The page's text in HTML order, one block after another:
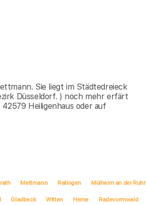
Sie liegt im Städtedreieck
Düsseldorf. ) noch mehr erfärt
Heiligenhaus oder auf
Mettmann Ratingen Mülheim an der Ruhr
Gladbeck Witten Herne Radevormwald